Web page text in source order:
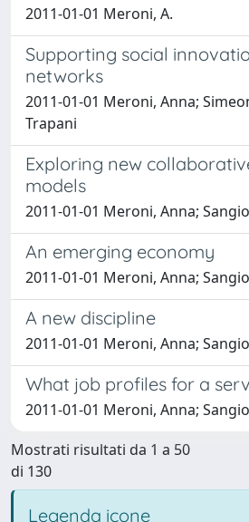
2011-01-01 Meroni, A.
Supporting social
networks
2011-01-01 Meroni, Anna;
Trapani
Exploring new
models
2011-01-01 Meroni, Anna;
An emerging economy
2011-01-01 Meroni, Anna;
A new discipline
2011-01-01 Meroni, Anna;
What job profiles for a
2011-01-01 Meroni, Anna;
Mostrati risultati da 1 a 50
di 130
Legenda icone